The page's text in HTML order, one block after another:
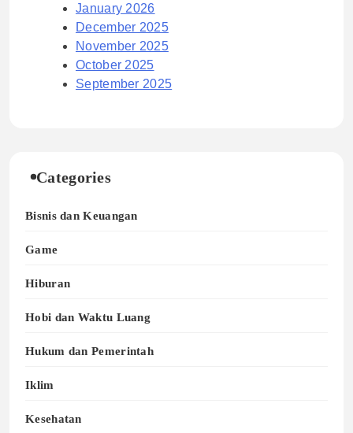
January 2026
December 2025
November 2025
October 2025
September 2025
Categories
Bisnis dan Keuangan
Game
Hiburan
Hobi dan Waktu Luang
Hukum dan Pemerintah
Iklim
Kesehatan